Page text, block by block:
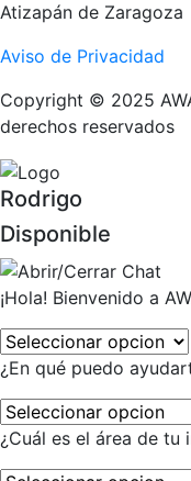
Atizapán de Zaragoza
Aviso de Privacidad
Copyright © 2025
derechos reservados
Rodrigo
Disponible
¡Hola! Bienvenido a
¿En qué puedo
¿Cuál es el área de tu